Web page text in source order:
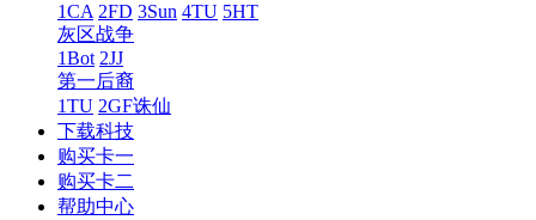
1CA 2FD 3Sun 4TU 5HT
灰区战争
1Bot 2JJ
第一后裔
1TU 2GF诛仙
下载科技
购买卡一
购买卡二
帮助中心